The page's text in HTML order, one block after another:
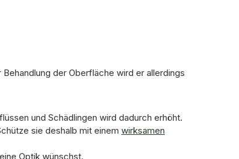
der Oberfläche wird er allerdings
und Schädlingen wird dadurch erhöht.
sie deshalb mit einem wirksamen
Optik wünschst.